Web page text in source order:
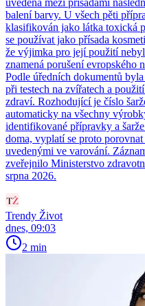
balení barvy. U všech pěti
klasifikován jako látka toxická
se používat jako přísada
že výjimka pro její použití
znamená porušení evropského
Podle úředních dokumentů
při testech na zvířatech a
zdraví. Rozhodující je číslo
automaticky na všechny
identifikované přípravky a
doma, vyplatí se proto
uvedenými ve varování.
zveřejnilo Ministerstvo
srpna 2026.
Trendy Život
dnes, 09:03
2 min